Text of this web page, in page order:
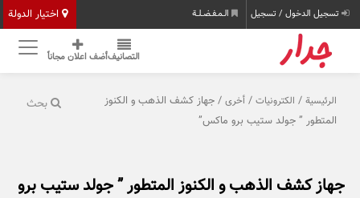
اختيار الدولة تسجيل الدخول / تسجيل الـمـفـضـلـة
التصانيفأضف اعلان مجاناً
بحث الرئيسية / الكترونيات /أخرى / جهاز كشف الذهب و الكنوز
المتطور ” جولد ستيب برو ماكس”
جهاز كشف الذهب و الكنوز المتطور ” جولد ستيب برو